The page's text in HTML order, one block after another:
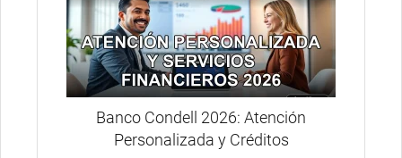
Banco Condell 2026: Atención
Personalizada y Créditos